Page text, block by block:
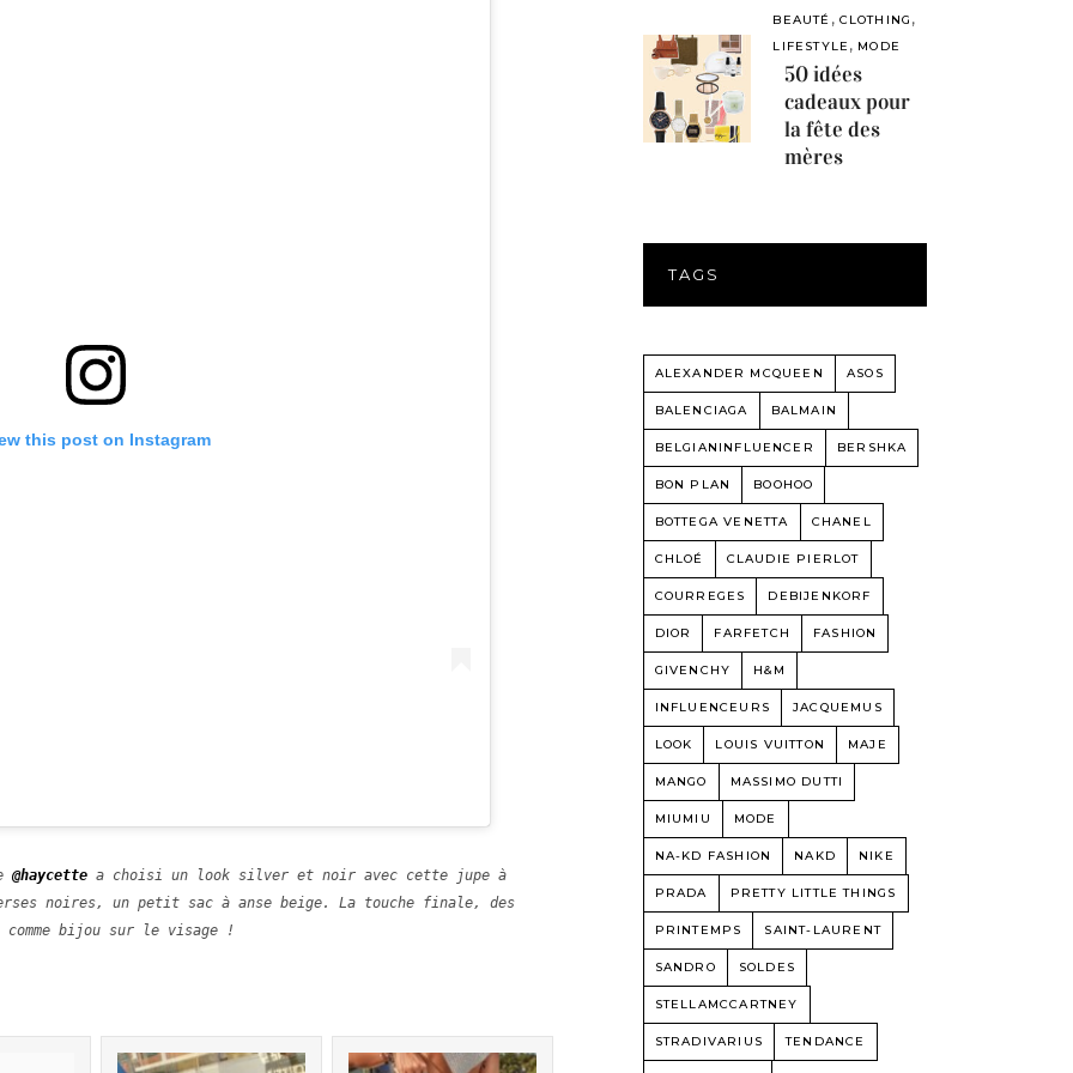
this post on Instagram
@haycette a choisi un look silver et noir avec cette jupe à
noires, un petit sac à anse beige. La touche finale, des
comme bijou sur le visage !
BEAUTÉ , CLOTHING ,
LIFESTYLE , MODE
50 idées
cadeaux pour
la fête des
mères
TAGS
ALEXANDER MCQUEEN ASOS
BALENCIAGA BALMAIN
BELGIANINFLUENCER BERSHKA
BON PLAN BOOHOO
BOTTEGA VENETTA CHANEL
CHLOÉ CLAUDIE PIERLOT
COURREGES DEBIJENKORF
DIOR FARFETCH FASHION
GIVENCHY H&M
INFLUENCEURS JACQUEMUS
LOOK LOUIS VUITTON MAJE
MANGO MASSIMO DUTTI
MIUMIU MODE
NA-KD FASHION NAKD NIKE
PRADA PRETTY LITTLE THINGS
PRINTEMPS SAINT-LAURENT
SANDRO SOLDES
STELLAMCCARTNEY
STRADIVARIUS TENDANCE